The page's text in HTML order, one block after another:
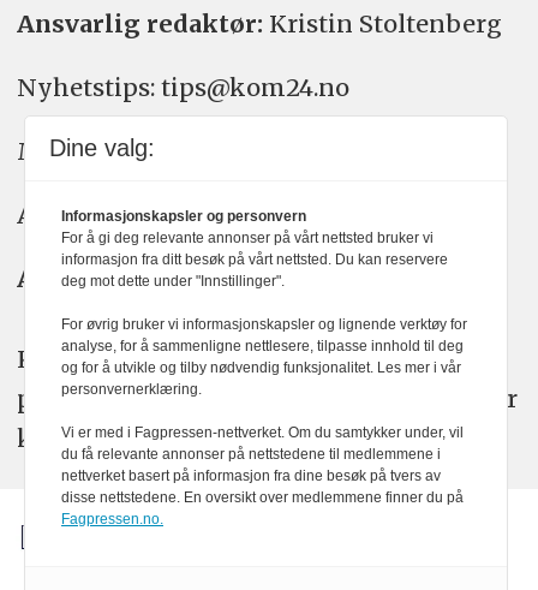
Ansvarlig redaktør: Kristin Stoltenberg
Nyhetstips: tips@kom24.no
Meninger: meninger@kom24.no
Annonse: annonse@watchmedia.no
Abonnement:kom24@watchmedia.no
KOM24 arbeider etter Vær Varsom-
plakatens regler for god presseskikk. Her
kan du lese mer omPFUsarbeid.
Dine valg:
Informasjonskapsler og personvern
For å gi deg relevante annonser på vårt nettsted bruker vi
informasjon fra ditt besøk på vårt nettsted. Du kan reservere
deg mot dette under "Innstillinger".
For øvrig bruker vi informasjonskapsler og lignende verktøy for
analyse, for å sammenligne nettlesere, tilpasse innhold til deg
og for å utvikle og tilby nødvendig funksjonalitet. Les mer i vår
personvernerklæring.
Vi er med i Fagpressen-nettverket. Om du samtykker under, vil
du få relevante annonser på nettstedene til medlemmene i
nettverket basert på informasjon fra dine besøk på tvers av
disse nettstedene. En oversikt over medlemmene finner du på
Fagpressen.no.